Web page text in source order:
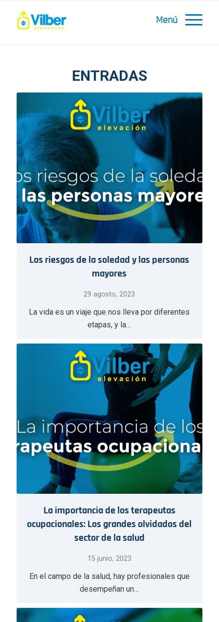
ENTRADAS
Los riesgos de la soledad y las personas
mayores
29 agosto, 2023
La vida es un viaje que nos lleva por diferentes
etapas, y la…
La importancia de los terapeutas
ocupacionales: Los grandes olvidados del
sector de la salud
15 junio, 2023
En el campo de la salud, hay profesionales que
desempeñan un…